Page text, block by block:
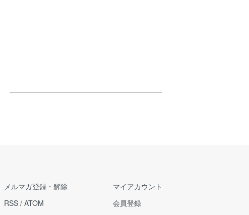
メルマガ登録・解除
RSS / ATOM
マイアカウント
会員登録